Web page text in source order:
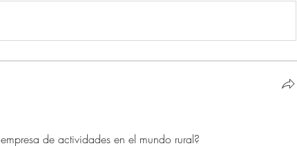
de actividades en el mundo rural?